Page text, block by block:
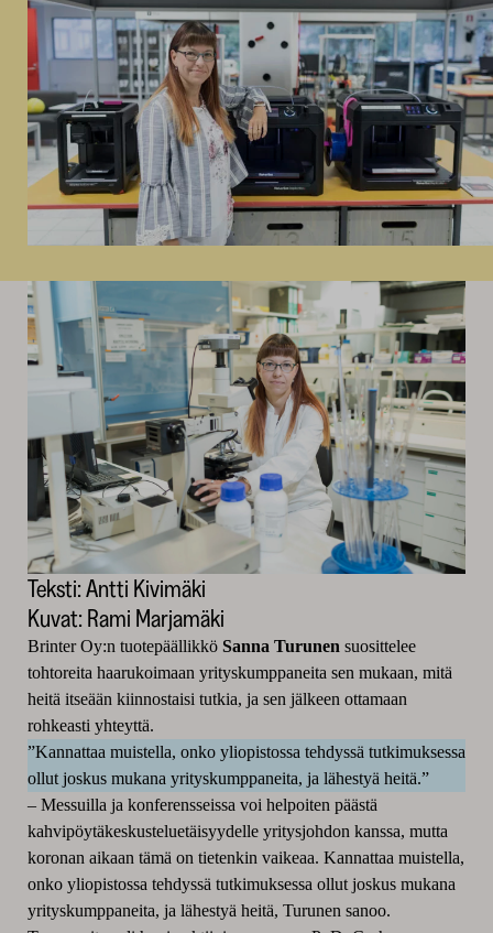
Teksti: Antti Kivimäki
Kuvat: Rami Marjamäki
Brinter Oy:n tuotepäällikkö Sanna Turunen suosittelee
tohtoreita haarukoimaan yrityskumppaneita sen mukaan, mitä
heitä itseään kiinnostaisi tutkia, ja sen jälkeen ottamaan
rohkeasti yhteyttä.
”Kannattaa muistella, onko yliopistossa tehdyssä tutkimuksessa
ollut joskus mukana yrityskumppaneita, ja lähestyä heitä.”
–Messuilla ja konferensseissa voi helpoiten päästä
kahvipöytäkeskusteluetäisyydelle yritysjohdon kanssa, mutta
koronan aikaan tämä on tietenkin vaikeaa. Kannattaa muistella,
onko yliopistossa tehdyssä tutkimuksessa ollut joskus mukana
yrityskumppaneita, ja lähestyä heitä, Turunen sanoo.